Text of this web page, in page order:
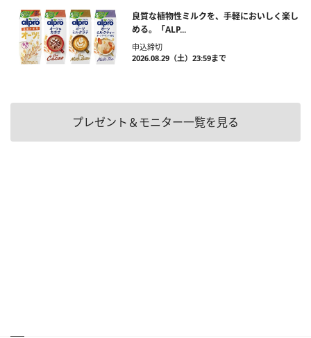
良質な植物性ミルクを、手軽においしく楽し
める。「ALP...
申込締切
2026.08.29（土）23:59まで
プレゼント＆モニター一覧を見る